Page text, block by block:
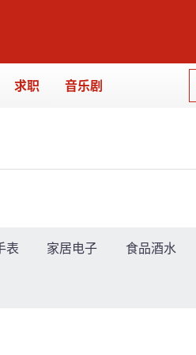
求职 音乐剧
表 家居电子 食品酒水